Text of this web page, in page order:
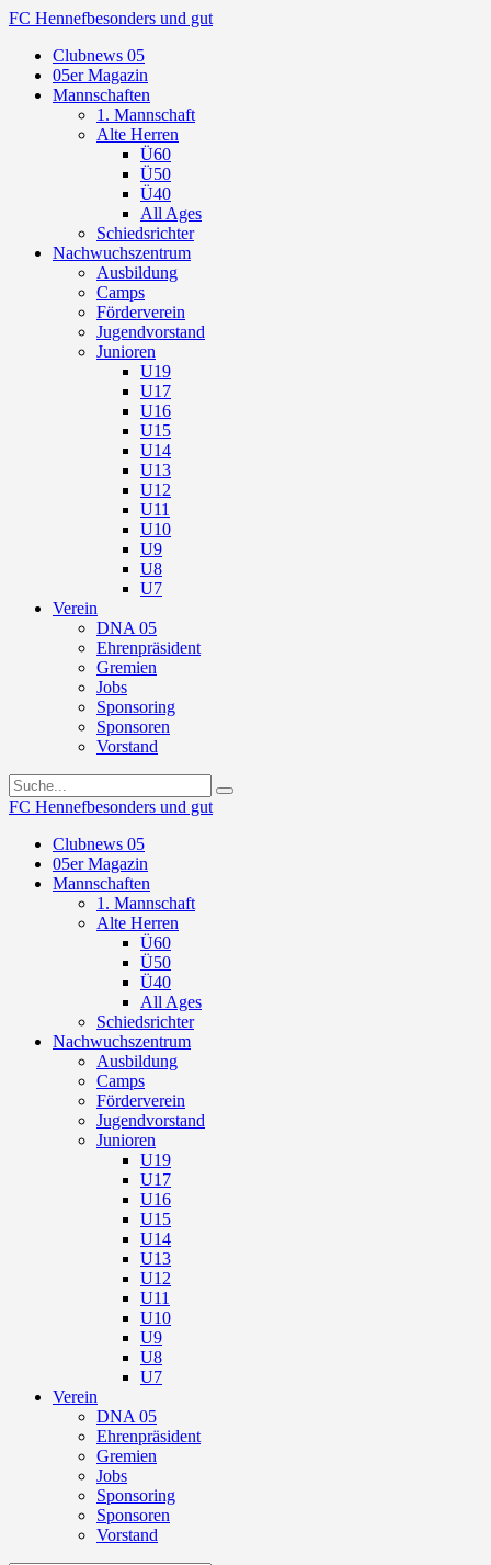
FC Hennefbesonders und gut
Clubnews 05
05er Magazin
Mannschaften
1. Mannschaft
Alte Herren
Ü60
Ü50
Ü40
All Ages
Schiedsrichter
Nachwuchszentrum
Ausbildung
Camps
Förderverein
Jugendvorstand
Junioren
U19
U17
U16
U15
U14
U13
U12
U11
U10
U9
U8
U7
Verein
DNA 05
Ehrenpräsident
Gremien
Jobs
Sponsoring
Sponsoren
Vorstand
FC Hennefbesonders und gut
Clubnews 05
05er Magazin
Mannschaften
1. Mannschaft
Alte Herren
Ü60
Ü50
Ü40
All Ages
Schiedsrichter
Nachwuchszentrum
Ausbildung
Camps
Förderverein
Jugendvorstand
Junioren
U19
U17
U16
U15
U14
U13
U12
U11
U10
U9
U8
U7
Verein
DNA 05
Ehrenpräsident
Gremien
Jobs
Sponsoring
Sponsoren
Vorstand